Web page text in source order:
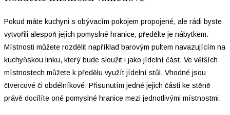
Pokud máte kuchyni s obývacím pokojem propojené, ale rádi byste
vytvořili alespoň jejich pomyslné hranice, předělte je nábytkem.
Místnosti můžete rozdělit například barovým pultem navazujícím na
kuchyňskou linku, který bude sloužit i jako jídelní část. Ve větších
místnostech můžete k předělu využít jídelní stůl. Vhodné jsou
čtvercové či obdélníkové. Přisunutím jedné jejich části ke stěně
právě docílíte oné pomyslné hranice mezi jednotlivými místnostmi.